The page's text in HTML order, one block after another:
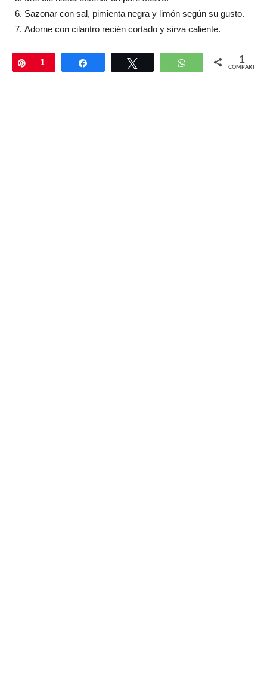
Sazonar con sal, pimienta negra y limón según su gusto.
Adorne con cilantro recién cortado y sirva caliente.
Pin
1 Compartir WhatsApp 1
COMPARTIR